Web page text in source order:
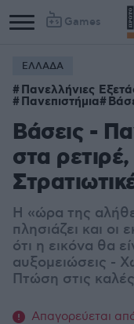
Games
ΕΛΛΑΔΑ
Πανελλήνιες
Πανεπιστήμια
Βάσεις -
στα
Η «ώρα της
πλησιάζει και οι
ότι η εικόνα θα
αυξομειώσεις -
Πτώση στις
Απαγορεύεται